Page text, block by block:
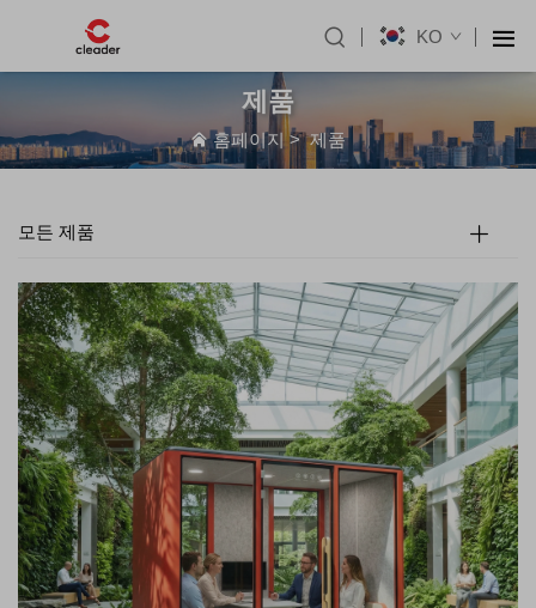
KO
제품
홈페이지>제품
모든 제품